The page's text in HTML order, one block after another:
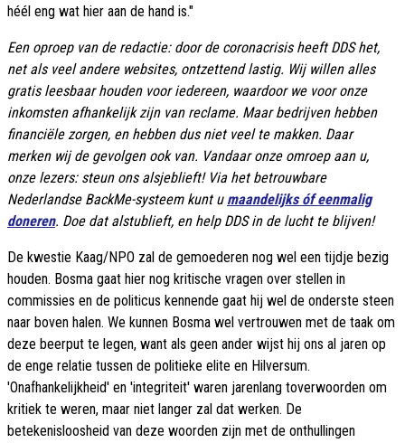
héél eng wat hier aan de hand is."
Een oproep van de redactie: door de coronacrisis heeft DDS het,
net als veel andere websites, ontzettend lastig. Wij willen alles
gratis leesbaar houden voor iedereen, waardoor we voor onze
inkomsten afhankelijk zijn van reclame. Maar bedrijven hebben
financiële zorgen, en hebben dus niet veel te makken. Daar
merken wij de gevolgen ook van. Vandaar onze omroep aan u,
onze lezers: steun ons alsjeblieft! Via het betrouwbare
Nederlandse BackMe-systeem kunt u maandelijks óf eenmalig
doneren. Doe dat alstublieft, en help DDS in de lucht te blijven!
De kwestie Kaag/NPO zal de gemoederen nog wel een tijdje bezig
houden. Bosma gaat hier nog kritische vragen over stellen in
commissies en de politicus kennende gaat hij wel de onderste steen
naar boven halen. We kunnen Bosma wel vertrouwen met de taak om
deze beerput te legen, want als geen ander wijst hij ons al jaren op
de enge relatie tussen de politieke elite en Hilversum.
'Onafhankelijkheid' en 'integriteit' waren jarenlang toverwoorden om
kritiek te weren, maar niet langer zal dat werken. De
betekenisloosheid van deze woorden zijn met de onthullingen